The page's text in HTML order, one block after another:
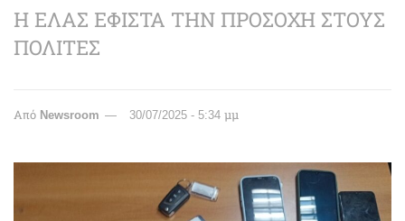
Η ΕΛΑΣ ΕΦΙΣΤΑ ΤΗΝ ΠΡΟΣΟΧΗ ΣΤΟΥΣ
ΠΟΛΙΤΕΣ
Από Newsroom 30/07/2025 - 5:34 μμ